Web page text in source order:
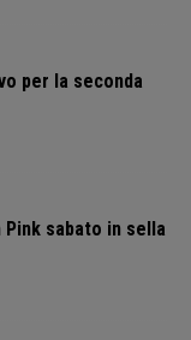
per la seconda
Pink sabato in sella